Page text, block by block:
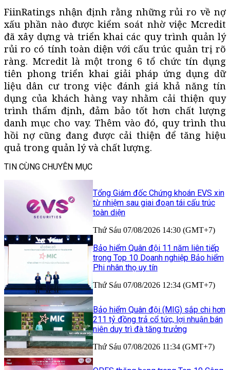
FiinRatings nhận định rằng những rủi ro về nợ
xấu phần nào được kiểm soát nhờ việc Mcredit
đã xây dựng và triển khai các quy trình quản lý
rủi ro có tính toàn diện với cấu trúc quản trị rõ
ràng. Mcredit là một trong 6 tổ chức tín dụng
tiên phong triển khai giải pháp ứng dụng dữ
liệu dân cư trong việc đánh giá khả năng tín
dụng của khách hàng vay nhằm cải thiện quy
trình thẩm định, đảm bảo tốt hơn chất lượng
danh mục cho vay. Thêm vào đó, quy trình thu
hồi nợ cũng đang được cải thiện để tăng hiệu
quả trong quản lý và chất lượng.
TIN CÙNG CHUYÊN MỤC
Tổng Giám đốc Chứng khoán EVS xin
từ nhiệm sau giai đoạn tái cấu trúc
toàn diện
Thứ Sáu 07/08/2026 14:30 (GMT+7)
Bảo hiểm Quân đội 11 năm liên tiếp
trong Top 10 Doanh nghiệp Bảo hiểm
Phi nhân thọ uy tín
Thứ Sáu 07/08/2026 12:34 (GMT+7)
Bảo hiểm Quân đội (MIG) sắp chi hơn
211 tỷ đồng trả cổ tức, lợi nhuận bán
niên duy trì đà tăng trưởng
Thứ Sáu 07/08/2026 11:34 (GMT+7)